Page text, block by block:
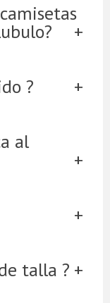
?
al
talla ?